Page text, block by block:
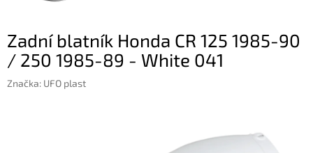
Zadní blatník Honda CR 125 1985-90
/ 250 1985-89 - White 041
Značka: UFO plast